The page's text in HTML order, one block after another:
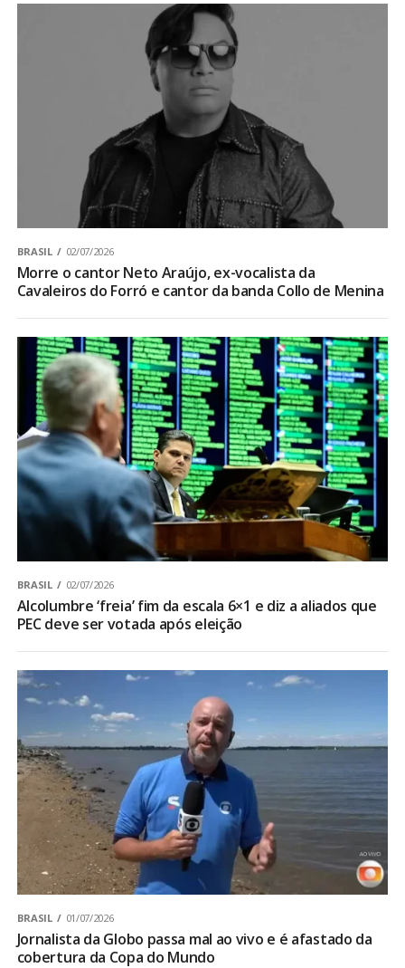
BRASIL 02/07/2026
Morre o cantor Neto Araújo, ex-vocalista da
Cavaleiros do Forró e cantor da banda Collo de Menina
BRASIL 02/07/2026
Alcolumbre ‘freia’ fim da escala 6×1 e diz a aliados que
PEC deve ser votada após eleição
BRASIL 01/07/2026
Jornalista da Globo passa mal ao vivo e é afastado da
cobertura da Copa do Mundo